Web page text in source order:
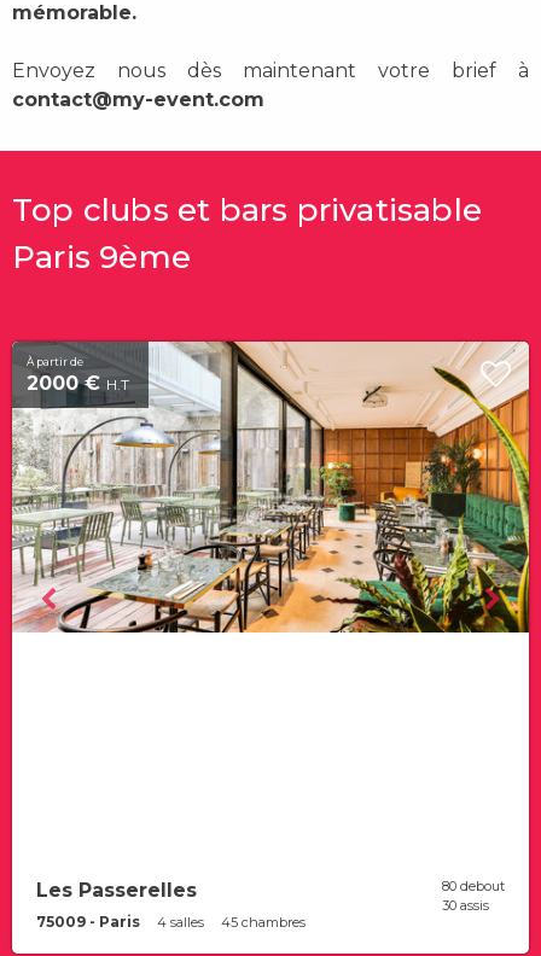
mémorable.
Envoyez nous dès maintenant votre brief à
contact@my-event.com
Top clubs et bars privatisable
Paris 9ème
À partir de
2000 € H.T
Les Passerelles
75009 - Paris 4 salles 45 chambres
80 debout
30 assis